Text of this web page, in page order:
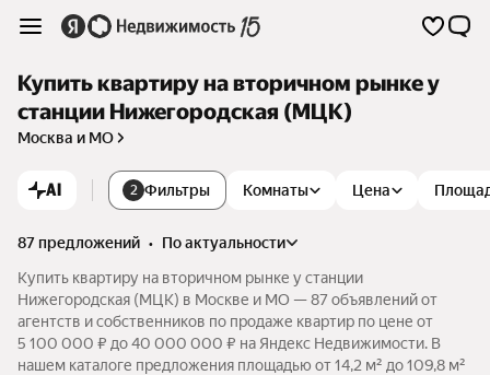
Купить квартиру на вторичном рынке у
станции Нижегородская (МЦК)
Москва и МО
AI 2 Фильтры Комнаты Цена
87 предложений •
по актуальности
Купить квартиру на вторичном рынке у станции
Нижегородская (МЦК) в Москве и МО — 87 объявлений от
агентств и собственников по продаже квартир по цене от
5 100 000 ₽ до 40 000 000 ₽ на Яндекс Недвижимости. В
нашем каталоге предложения площадью от 14,2 м² до 109,8 м²